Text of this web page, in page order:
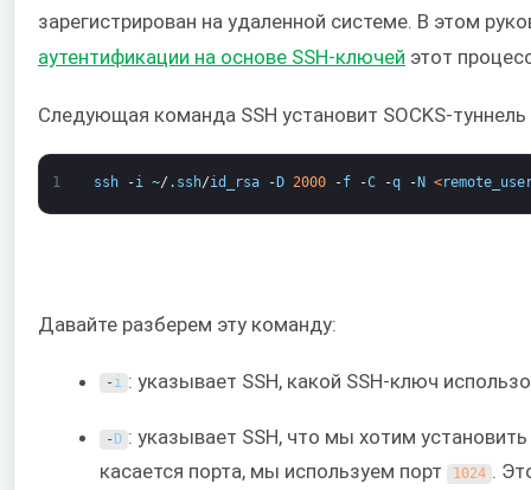
зарегистрирован на удаленной системе. В этом
аутентификации на основе SSH-ключей этот
Следующая команда SSH установит SOCKS-
1 ssh -i ~/ . ssh/id_rsa - D 2000 -f -C -q - N <
Давайте разберем эту команду:
- i : указывает SSH, какой SSH-ключ
- D : указывает SSH, что мы хотим установить
касается порта, мы используем порт
1024 .